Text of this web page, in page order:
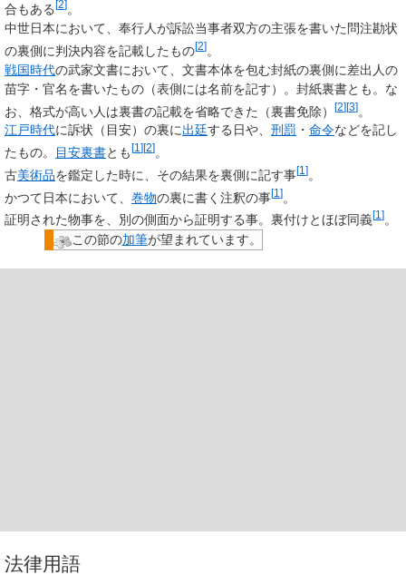
合もある [2] 。
中世日本において、奉行人が訴訟当事者双方の主張を書いた問注勘状
の裏側に判決内容を記載したもの[2]。
戦国時代の武家文書において、文書本体を包む封紙の裏側に差出人の
苗字・官名を書いたもの（表側には名前を記す）。封紙裏書とも。な
お、格式が高い人は裏書の記載を省略できた（裏書免除）
[2][3]。
江戸時代に訴状（目安）の裏に出廷する日や、 刑罰 ・ 命令などを記し
たもの。
目安裏書とも [1 ][2] 。
古美術品を鑑定した時に、その結果を裏側に記す事[1 ]。
かつて日本において、 巻物の裏に書く注釈の事[1 ]。
証明された物事を、別の側面から証明する事。裏付けとほぼ同義[1 ] 。
この節の加筆が望まれています。
法律用語